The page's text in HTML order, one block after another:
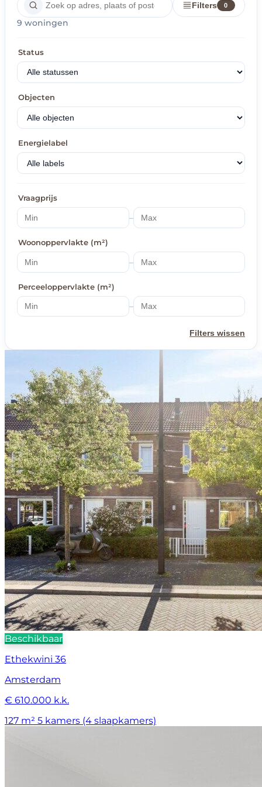
Filters 0
9 woningen
Status
Objecten
Energielabel
Vraagprijs
–
Woonoppervlakte (m²)
–
Perceeloppervlakte (m²)
–
Filters wissen
Beschikbaar
Ethekwini 36
Amsterdam
€ 610.000 k.k.
127 m² 5 kamers (4 slaapkamers)